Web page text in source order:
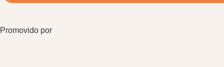
Promovido por